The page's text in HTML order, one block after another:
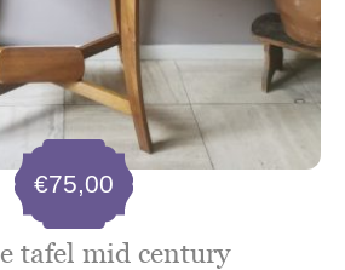
tafel mid century
€75,00